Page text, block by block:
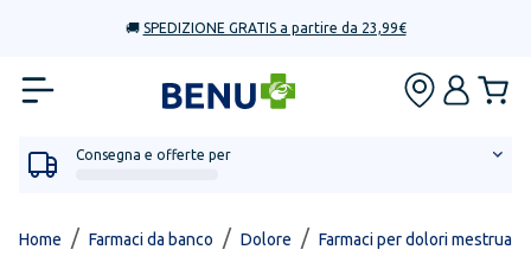
🚚 SPEDIZIONE GRATIS a partire da 23,99€
Consegna e offerte per
Home / Farmaci da banco / Dolore / Farmaci per dolori